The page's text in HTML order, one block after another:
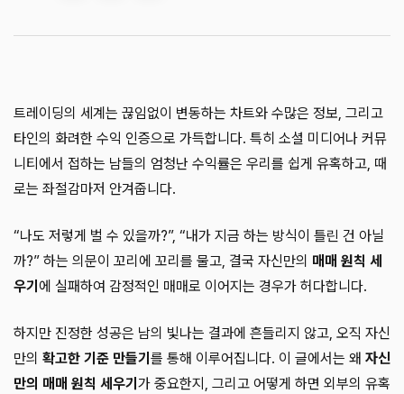
트레이딩의 세계는 끊임없이 변동하는 차트와 수많은 정보, 그리고
타인의 화려한 수익 인증으로 가득합니다. 특히 소셜 미디어나 커뮤
니티에서 접하는 남들의 엄청난 수익률은 우리를 쉽게 유혹하고, 때
로는 좌절감마저 안겨줍니다.
“나도 저렇게 벌 수 있을까?”, “내가 지금 하는 방식이 틀린 건 아닐
까?” 하는 의문이 꼬리에 꼬리를 물고, 결국 자신만의 매매 원칙 세
우기 에 실패하여 감정적인 매매로 이어지는 경우가 허다합니다.
하지만 진정한 성공은 남의 빛나는 결과에 흔들리지 않고, 오직 자신
만의 확고한 기준 만들기 를 통해 이루어집니다. 이 글에서는 왜 자신
만의 매매 원칙 세우기 가 중요한지, 그리고 어떻게 하면 외부의 유혹